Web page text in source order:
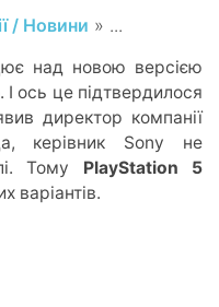
/ Новини » ...
над новою версією
ось це підтвердилося
директор компанії
керівник Sony не
Тому PlayStation 5
варіантів.